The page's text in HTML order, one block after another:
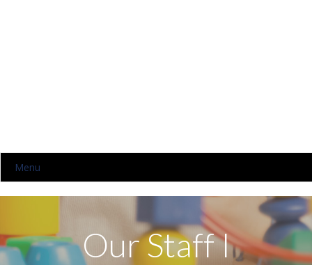
Menu
HOME
NIVELES Our Staff I